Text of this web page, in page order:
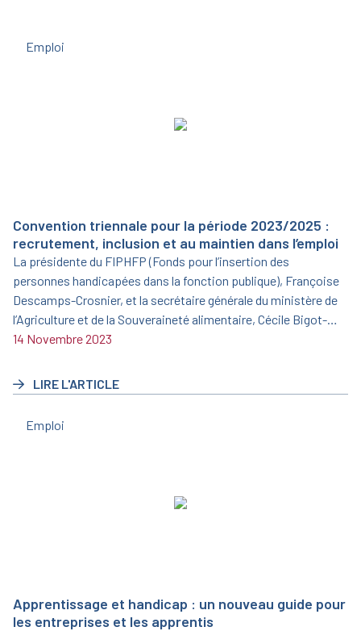
Emploi
Convention triennale pour la période 2023/2025 :
recrutement, inclusion et au maintien dans l’emploi
La présidente du FIPHFP (Fonds pour l’insertion des
personnes handicapées dans la fonction publique), Françoise
Descamps-Crosnier, et la secrétaire générale du ministère de
l’Agriculture et de la Souveraineté alimentaire, Cécile Bigot-
Dekeyzer, ont signé le 19 juin 2023 une nouvelle convention
14 Novembre 2023
LIRE L'ARTICLE
Emploi
Apprentissage et handicap : un nouveau guide pour
les entreprises et les apprentis